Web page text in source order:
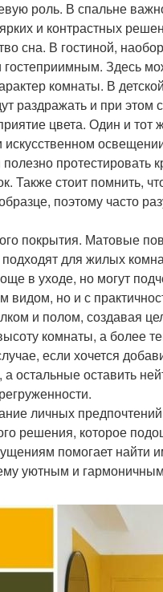
роль. В спальне
и контрастных
сна. В гостиной,
Здесь
комнаты. В
раздражать и при этом
цвета. Один и тот
протестировать
Также стоит помнить,
поэтому часто
покрытия. Матовые
для жилых
в уходе, но могут
видом, но и с
и полом, создавая
комнаты, а более
если хочется
остальные оставить
личных
решения, которое
помогает найти
уютным и